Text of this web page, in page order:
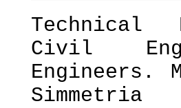
Civil
Engineers.
Simmetria